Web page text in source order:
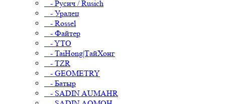
- Русич / Rusich
- Уралец
- Rossel
- Файтер
- YTO
- TaiHong|ТайХонг
- TZR
- GEOMETRY
- Батыр
- SADIN AUMAHR